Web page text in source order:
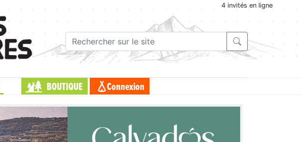
4 invités en ligne
BOUTIQUE Connexion